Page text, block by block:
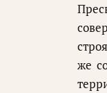
же